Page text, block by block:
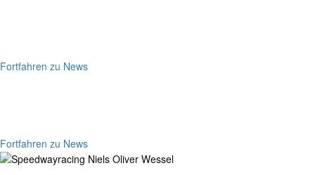
Fortfahren zu News
Fortfahren zu News